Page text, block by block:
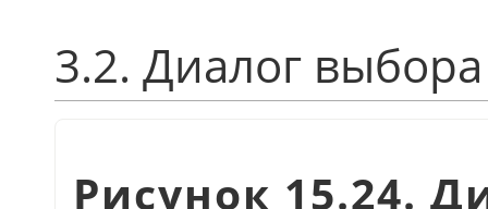
3.2. Диалог
Рисунок 15.24.